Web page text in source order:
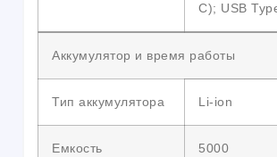
C); USB
Аккумулятор и время работы
Тип аккумулятора Li-ion
Емкость
5000